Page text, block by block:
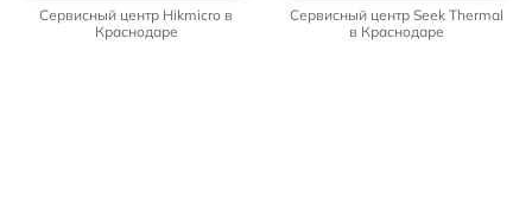
Сервисный центр Hikmicro в
Краснодаре
Сервисный центр Seek Thermal
в Краснодаре